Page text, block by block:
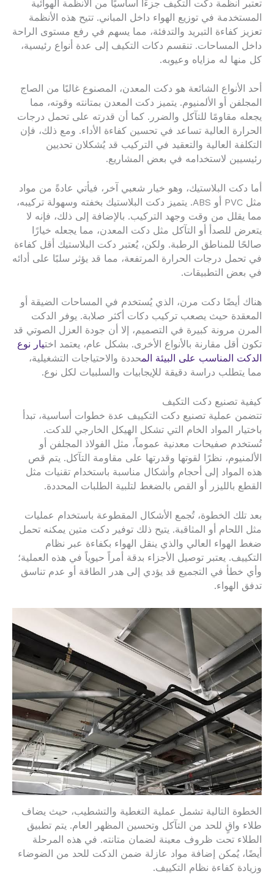
تعتبر أنظمة دكت التكيف جزءًا أساسيًا من الأنظمة الهوائية
المستخدمة في توزيع الهواء داخل المباني. تتيح هذه الأنظمة
تعزيز كفاءة التبريد والتدفئة، مما يسهم في رفع مستوى الراحة
داخل المساحات. تنقسم دكات التكيف إلى عدة أنواع رئيسية،
كل منها له مزاياه وعيوبه.
أحد الأنواع الشائعة هو دكت المعدن، المصنوع غالبًا من الصاج
المجلفن أو الألمنيوم. يتميز دكت المعدن بمتانته وقوته، مما
يجعله مقاومًا للتآكل والضرر. كما أن قدرته على تحمل درجات
الحرارة العالية تساعد في تحسين كفاءة الأداء. ومع ذلك، فإن
التكلفة العالية والتعقيد في التركيب قد يُشكلان تحديين
رئيسيين لاستخدامه في بعض المشاريع.
أما دكت البلاستيك، وهو خيار شعبي آخر، فيأتي عادةً من مواد
مثل PVC أو ABS. يتميز دكت البلاستيك بخفته وسهولة تركيبه،
مما يقلل من وقت وجهد التركيب. بالإضافة إلى ذلك، فإنه لا
يتعرض للصدأ أو التآكل مثل دكت المعدن، مما يجعله خيارًا
صالحًا للمناطق الرطبة. ولكن، يُعتبر دكت البلاستيك أقل كفاءة
في تحمل درجات الحرارة المرتفعة، مما قد يؤثر سلبًا على أدائه
في بعض التطبيقات.
هناك أيضًا دكت مرن، الذي يُستخدم في المساحات الضيقة أو
المعقدة حيث يصعب تركيب دكات أكثر صلابة. يوفر الدكت
المرن مرونة كبيرة في التصميم، إلا أن جودة العزل الصوتي قد
تكون أقل مقارنة بالأنواع الأخرى. بشكل عام، يعتمد اختيار نوع
الدكت المناسب على البيئة المحددة والاحتياجات التشغيلية،
مما يتطلب دراسة دقيقة للإيجابيات والسلبيات لكل نوع.
كيفية تصنيع دكت التكيف
تتضمن عملية تصنيع دكت التكييف عدة خطوات أساسية، تبدأ
باختيار المواد الخام التي تشكل الهيكل الخارجي للدكت.
تُستخدم صفيحات معدنية عموماً، مثل الفولاذ المجلفن أو
الألمنيوم، نظرًا لقوتها وقدرتها على مقاومة التآكل. يتم قص
هذه المواد إلى أحجام وأشكال مناسبة باستخدام تقنيات مثل
القطع بالليزر أو القص بالضغط لتلبية الطلبات المحددة.
بعد تلك الخطوة، تُجمع الأشكال المقطوعة باستخدام عمليات
مثل اللحام أو المثاقبة. يتيح ذلك توفير دكت متين يمكنه تحمل
ضغط الهواء العالي والذي ينقل الهواء بكفاءة عبر نظام
التكييف. يعتبر توصيل الأجزاء بدقة أمراً حيوياً في هذه العملية؛
وأي خطأ في التجميع قد يؤدي إلى هدر الطاقة أو عدم تناسق
تدفق الهواء.
الخطوة التالية تشمل عملية التغطية والتشطيب، حيث يضاف
طلاء واقٍ للحد من التآكل وتحسين المظهر العام. يتم تطبيق
الطلاء تحت ظروف معينة لضمان متانته. في هذه المرحلة
أيضًا، يُمكن إضافة مواد عازلة ضمن الدكت للحد من الضوضاء
وزيادة كفاءة نظام التكييف.